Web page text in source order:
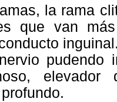
la rama
que van
pudendo